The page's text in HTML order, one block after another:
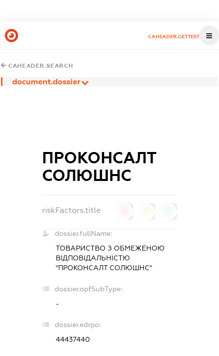
CAHEADER.GETTEST
CAHEADER.SEARCH
document.dossier
ПРОКОНСАЛТ
СОЛЮШНС
riskFactors.title
dossier.fullName:
ТОВАРИСТВО З ОБМЕЖЕНОЮ
ВІДПОВІДАЛЬНІСТЮ
"ПРОКОНСАЛТ СОЛЮШНС"
dossier.opfSubType:
-
dossier.edrpo:
44437440